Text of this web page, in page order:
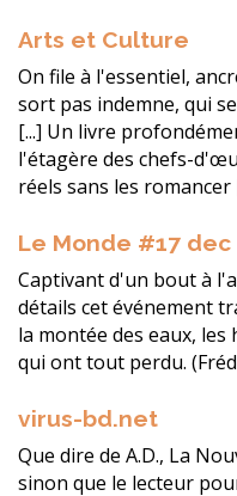
Arts et Culture
On file à l'essentiel,
sort pas indemne, qui
[...] Un livre
l'étagère des chefs-
réels sans les romancer
Le Monde #17 dec
Captivant d'un bout à
détails cet événement
la montée des eaux,
qui ont tout perdu.
virus-bd.net
Que dire de A.D., La
sinon que le lecteur